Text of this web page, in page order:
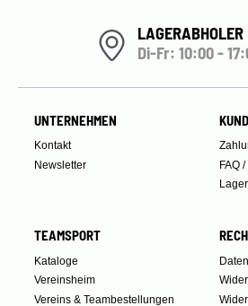
Di-Fr: 10:00 -
UNTERNEHMEN
Kontakt
Newsletter
FAQ
TEAMSPORT
Kataloge
Vereinsheim
Vereins & Teambestellungen